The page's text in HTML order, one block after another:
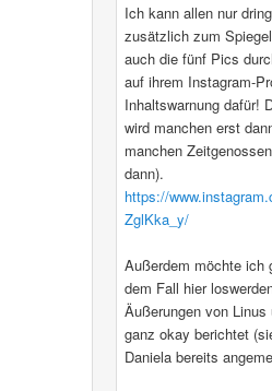
Ich kann allen nur
zusätzlich zum
auch die fünf Pics
auf ihrem Instagram-
Inhaltswarnung dafür!
wird manchen erst
manchen
dann).
https://
ZglKka_y/
Außerdem möchte ich
dem Fall hier
Äußerungen von
ganz okay berichtet
Daniela bereits